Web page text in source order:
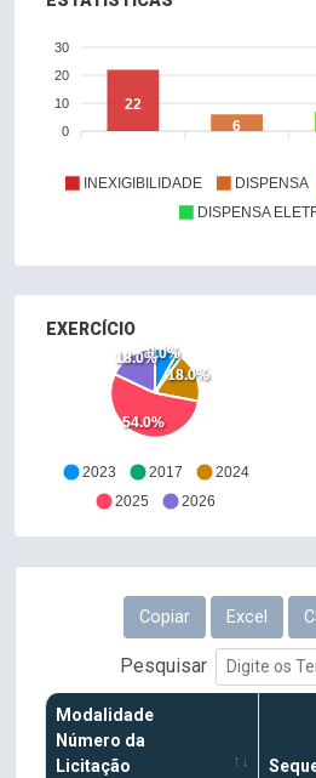
30
20
10
0
22
6
INEXIGIBILIDADE DISPENSA
DISPENSA
8.0%
18.0%
54.0%
18.0%
EXERCÍCIO
2023 2017
2024
2025
2026
Copiar Excel
Pesquisar
Modalidade
Número da
Licitação